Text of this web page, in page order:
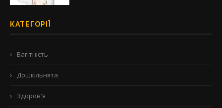
КАТЕГОРІЇ
Вагітність
Дошкільнята
Здоров'я